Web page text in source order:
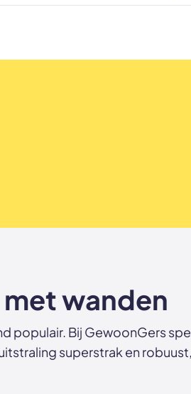
wanden
populair. Bij GewoonGers
superstrak en